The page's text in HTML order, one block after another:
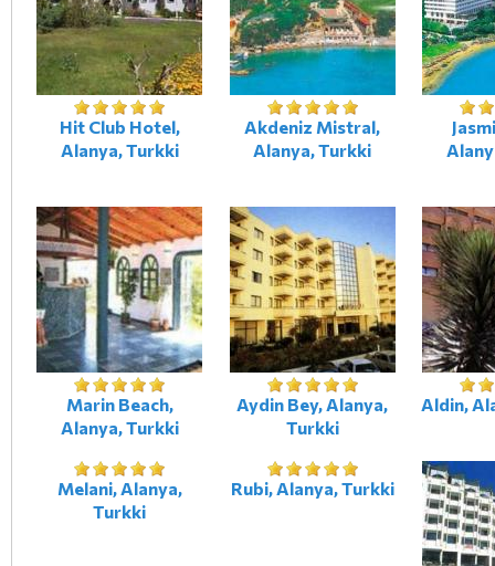
Hit Club Hotel,
Alanya, Turkki
Akdeniz Mistral,
Alanya, Turkki
Marin Beach,
Alanya, Turkki
Aydin Bey, Alanya,
Turkki
Aldin,
Melani, Alanya,
Turkki
Rubi, Alanya, Turkki